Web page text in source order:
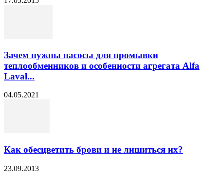
Зачем нужны насосы для промывки
теплообменников и особенности агрегата Alfa
Laval...
04.05.2021
Как обесцветить брови и не лишиться их?
23.09.2013